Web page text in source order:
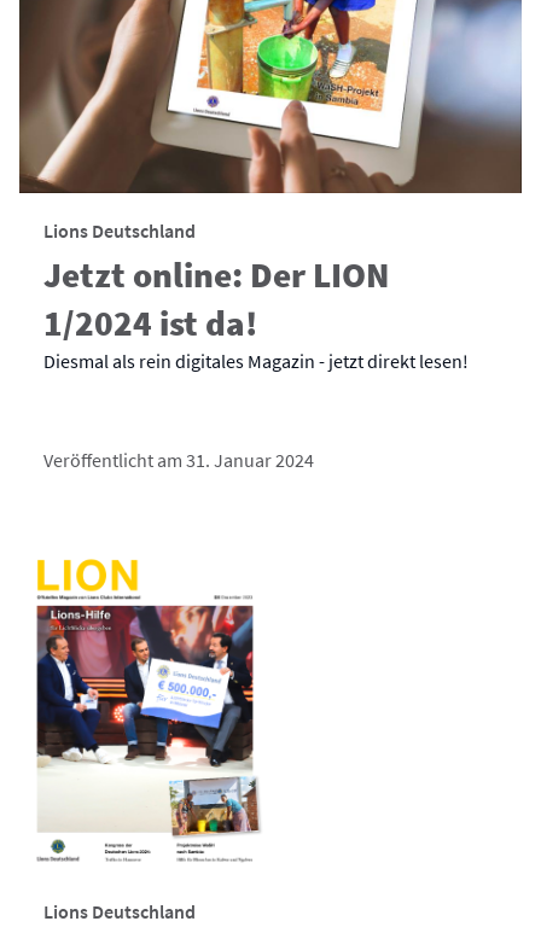
Lions Deutschland
Jetzt online: Der LION
1/2024 ist da!
Diesmal als rein digitales Magazin - jetzt direkt lesen!
Veröffentlicht am 31. Januar 2024
Lions Deutschland